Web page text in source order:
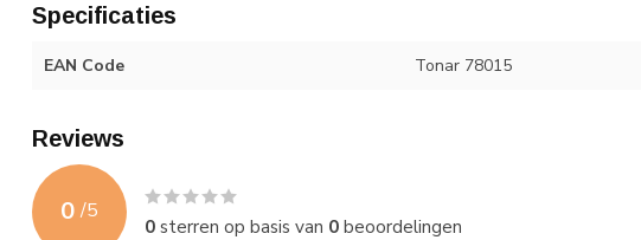
Specificaties
EAN Code Tonar 78015
Reviews
0 /5
0sterren op basis van 0beoordelingen